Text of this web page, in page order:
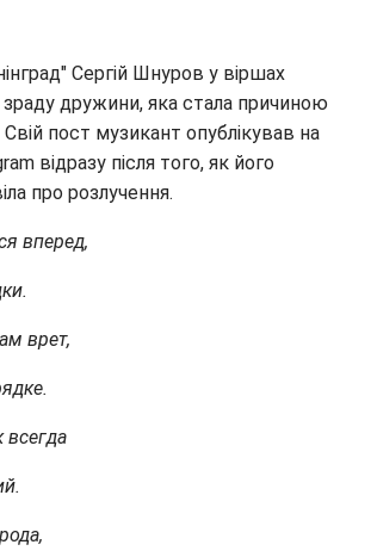
Сергій Шнуров у віршах
дружини, яка стала причиною
пост музикант опублікував на
відразу після того, як його
про розлучення.
вперед,
врет,
всегда